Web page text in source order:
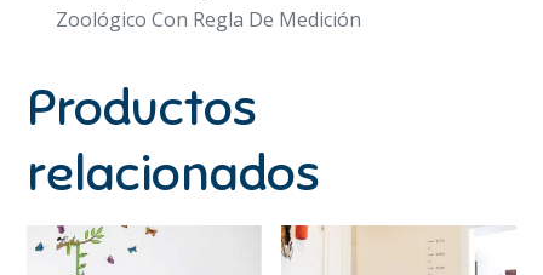
Zoológico Con Regla De Medición
Productos
relacionados